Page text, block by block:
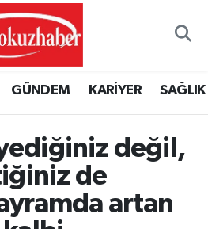
GÜNDEM KARİYER SAĞLIK
değil,
de
artan
Fikstür